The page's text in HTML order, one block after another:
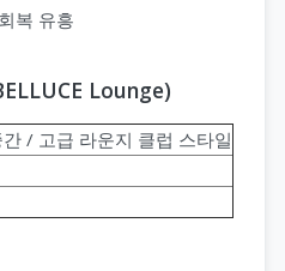
복 유흥
Lounge)
/ 고급 라운지 클럽 스타일